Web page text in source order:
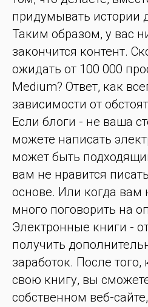
придумывать истории
Таким образом, у вас
закончится контент.
ожидать от 100 000
Medium? Ответ, как
зависимости от
Если блоги - не ваша
можете написать
может быть
вам не нравится
основе. Или когда
много поговорить на
Электронные книги -
получить
заработок. После
свою книгу, вы
собственном веб-